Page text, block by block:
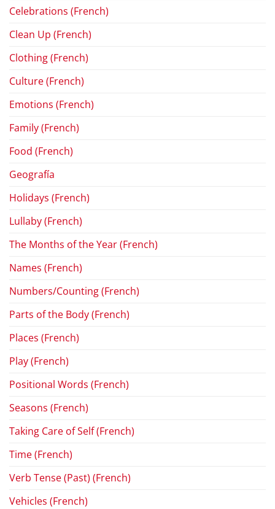
Celebrations (French)
Clean Up (French)
Clothing (French)
Culture (French)
Emotions (French)
Family (French)
Food (French)
Geografía
Holidays (French)
Lullaby (French)
The Months of the Year (French)
Names (French)
Numbers/Counting (French)
Parts of the Body (French)
Places (French)
Play (French)
Positional Words (French)
Seasons (French)
Taking Care of Self (French)
Time (French)
Verb Tense (Past) (French)
Vehicles (French)